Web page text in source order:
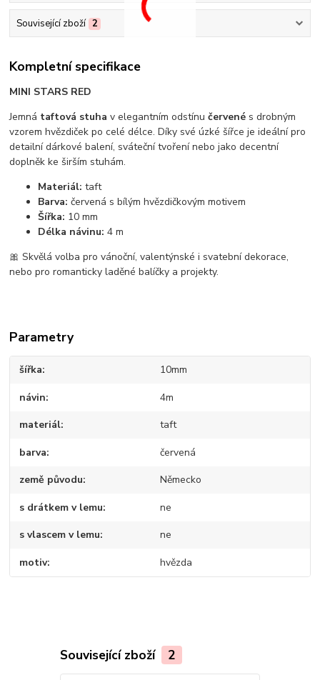
Související zboží 2
Kompletní specifikace
MINI STARS RED
Jemná taftová stuha v elegantním odstínučervené s drobným
vzorem hvězdiček po celé délce. Díky své úzké šířce je ideální pro
detailní dárkové balení, sváteční tvoření nebo jako decentní
doplněk ke širším stuhám.
Materiál: taft
Barva: červená s bílým hvězdičkovým motivem
Šířka: 10 mm
Délka návinu: 4 m
🎀 Skvělá volba pro vánoční, valentýnské i svatební dekorace,
nebo pro romanticky laděné balíčky a projekty.
Parametry
šířka 10mm
návin 4m
materiál taft
barva červená
země původu Německo
s drátkem v lemu ne
s vlascem v lemu ne
motiv hvězda
Související zboží 2